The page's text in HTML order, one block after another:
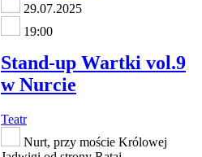
29.07.2025
19:00
Stand-up Wartki vol.9
w Nurcie
Teatr
Nurt, przy moście Królowej